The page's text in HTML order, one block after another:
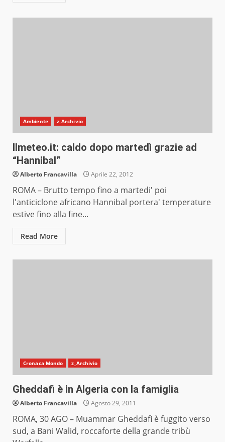
Ambiente z_Archivio
Ilmeteo.it: caldo dopo martedì grazie ad
“Hannibal”
Alberto Francavilla Aprile 22, 2012
ROMA – Brutto tempo fino a martedi' poi
l'anticiclone africano Hannibal portera' temperature
estive fino alla fine...
Read More
Cronaca Mondo z_Archivio
Gheddafi è in Algeria con la famiglia
Alberto Francavilla Agosto 29, 2011
ROMA, 30 AGO – Muammar Gheddafi è fuggito verso
sud, a Bani Walid, roccaforte della grande tribù